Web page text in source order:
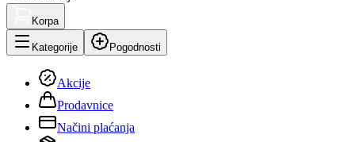
Korpa
Kategorije Pogodnosti
Akcije
Prodavnice
Načini plaćanja